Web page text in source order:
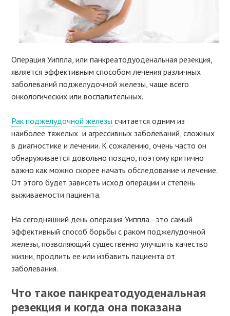
Операция Уиппла, или панкреатодуоденальная резекция,
является эффективным способом лечения различных
заболеваний поджелудочной железы, чаще всего
онкологических или воспалительных.
Рак поджелудочной железы считается одним из
наиболее тяжелых и агрессивных заболеваний, сложных
в диагностике и лечении. К сожалению, очень часто он
обнаруживается довольно поздно, поэтому критично
важно как можно скорее начать обследование и лечение.
От этого будет зависеть исход операции и степень
выживаемости пациента.
На сегодняшний день операция Уиппла - это самый
эффективный способ борьбы с раком поджелудочной
железы, позволяющий существенно улучшить качество
жизни, продлить ее или избавить пациента от
заболевания.
Что такое панкреатодуоденальная
резекция и когда она показана